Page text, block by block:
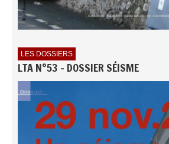
LES DOSSIERS
LTA N°53 - DOSSIER SÉISME